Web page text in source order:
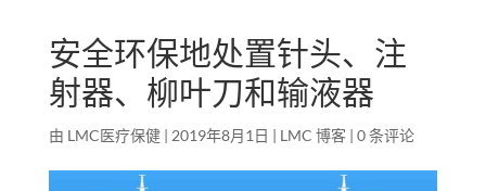
安全环保地处置针头、注
射器、柳叶刀和输液器
由 LMC医疗保健| 2019年8月1日 | LMC 博客| 0 条评论